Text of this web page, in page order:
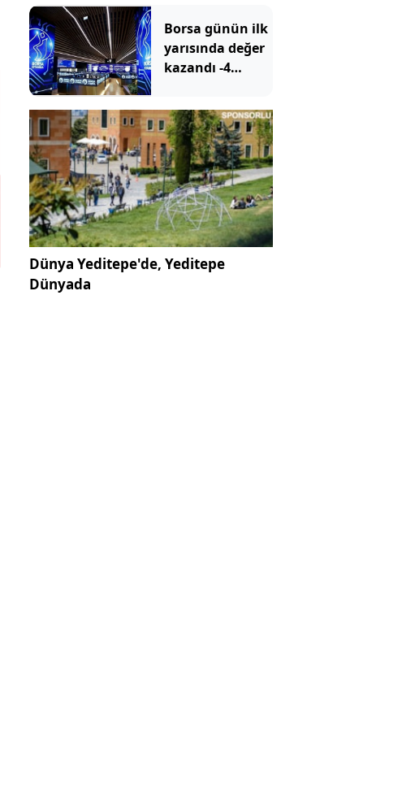
Borsa günün ilk
yarısında değer
kazandı -4
Dünya Yeditepe'de, Yeditepe
Dünyada